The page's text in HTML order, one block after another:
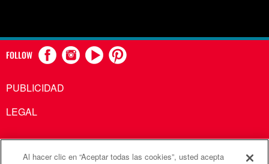
FOLLOW
PUBLICIDAD
LEGAL
Al hacer clic en “Aceptar todas las cookies”, usted acepta